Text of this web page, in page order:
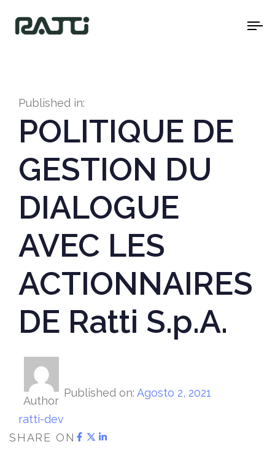
Published in:
POLITIQUE DE
GESTION DU
DIALOGUE
AVEC LES
ACTIONNAIRES
DE Ratti S.p.A.
Author
ratti-dev
Published on: Agosto 2, 2021
SHARE ON